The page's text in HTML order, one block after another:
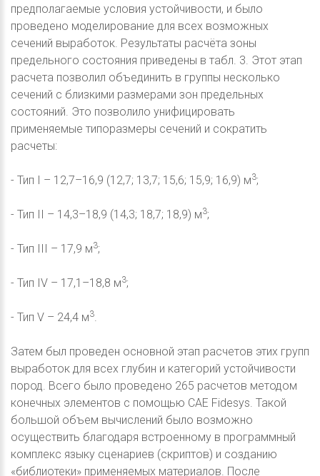
предполагаемые условия устойчивости, и было
проведено моделирование для всех возможных
сечений выработок. Результаты расчёта зоны
предельного состояния приведены в табл. 3. Этот этап
расчета позволил объединить в группы несколько
сечений с близкими размерами зон предельных
состояний. Это позволило унифицировать
применяемые типоразмеры сечений и сократить
расчеты:
- Тип I – 12,7–16,9 (12,7; 13,7; 15,6; 15,9; 16,9) м3;
- Тип II – 14,3–18,9 (14,3; 18,7; 18,9) м3;
- Тип III – 17,9 м3;
- Тип IV – 17,1–18,8 м3;
- Тип V – 24,4 м3.
Затем был проведен основной этап расчетов этих групп
выработок для всех глубин и категорий устойчивости
пород. Всего было проведено 265 расчетов методом
конечных элементов с помощью CAE Fidesys. Такой
большой объем вычислений было возможно
осуществить благодаря встроенному в программный
комплекс языку сценариев (скриптов) и созданию
«библиотеки» применяемых материалов. После